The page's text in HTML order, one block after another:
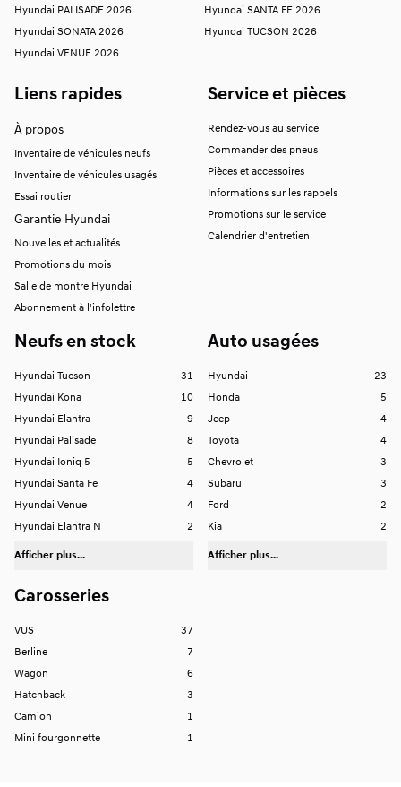
Hyundai PALISADE 2026
Hyundai SANTA FE 2026
Hyundai SONATA 2026
Hyundai TUCSON 2026
Hyundai VENUE 2026
Liens rapides
À propos
Inventaire de véhicules neufs
Inventaire de véhicules usagés
Essai routier
Garantie Hyundai
Nouvelles et actualités
Promotions du mois
Salle de montre Hyundai
Abonnement à l'infolettre
Service et pièces
Rendez-vous au service
Commander des pneus
Pièces et accessoires
Informations sur les rappels
Promotions sur le service
Calendrier d'entretien
Neufs en stock
Hyundai Tucson
31
Hyundai Kona
10
Hyundai Elantra
9
Hyundai Palisade
8
Hyundai Ioniq 5
5
Hyundai Santa Fe
4
Hyundai Venue
4
Hyundai Elantra N
2
Afficher plus...
Auto usagées
Hyundai
23
Honda
5
Jeep
4
Toyota
4
Chevrolet
3
Subaru
3
Ford
2
Kia
2
Afficher plus...
Carosseries
VUS
37
Berline
7
Wagon
6
Hatchback
3
Camion
1
Mini fourgonnette
1